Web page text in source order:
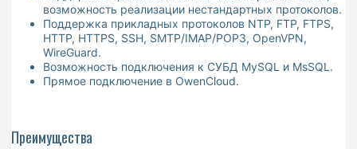
возможность реализации нестандартных протоколов.
Поддержка прикладных протоколов NTP, FTP, FTPS,
HTTP, HTTPS, SSH, SMTP/IMAP/POP3, OpenVPN,
WireGuard.
Возможность подключения к СУБД MySQL и MsSQL.
Прямое подключение в OwenCloud.
Преимущества